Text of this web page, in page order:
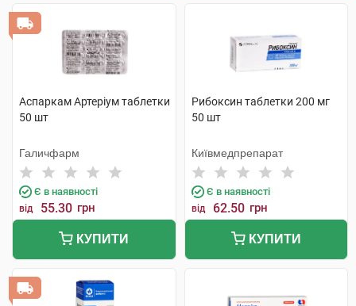
Аспаркам Артеріум таблетки
50 шт
Галичфарм
Є в наявності
від 55.30 грн
КУПИТИ
Рибоксин таблетки 200 мг
50 шт
Київмедпрепарат
Є в наявності
від 62.50 грн
КУПИТИ